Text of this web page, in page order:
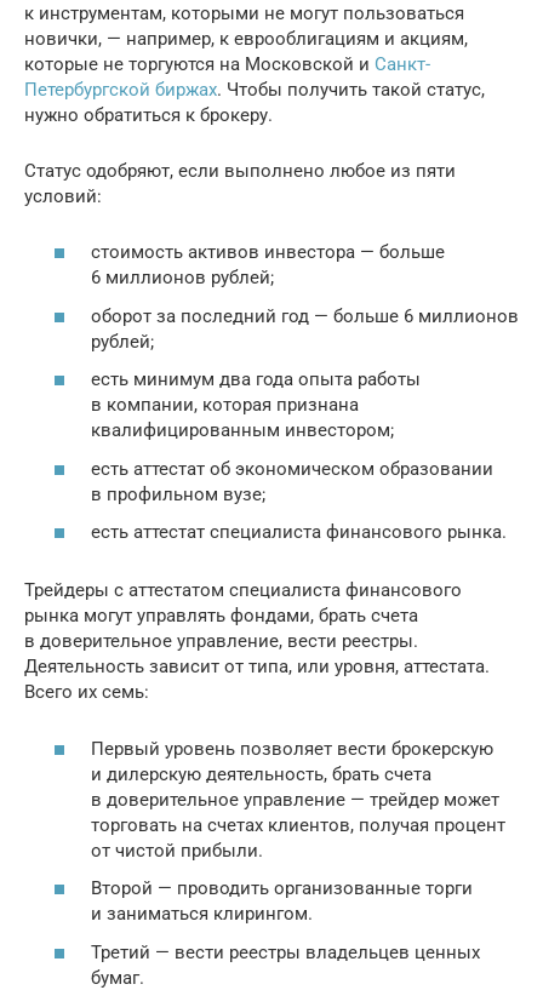
к инструментам, которыми не могут пользоваться
новички, — например, к еврооблигациям и акциям,
которые не торгуются на Московской и Санкт-
Петербургской биржах. Чтобы получить такой статус,
нужно обратиться к брокеру.
Статус одобряют, если выполнено любое из пяти
условий:
стоимость активов инвестора — больше
6 миллионов рублей;
оборот за последний год — больше 6 миллионов
рублей;
есть минимум два года опыта работы
в компании, которая признана
квалифицированным инвестором;
есть аттестат об экономическом образовании
в профильном вузе;
есть аттестат специалиста финансового рынка.
Трейдеры с аттестатом специалиста финансового
рынка могут управлять фондами, брать счета
в доверительное управление, вести реестры.
Деятельность зависит от типа, или уровня, аттестата.
Всего их семь:
Первый уровень позволяет вести брокерскую
и дилерскую деятельность, брать счета
в доверительное управление — трейдер может
торговать на счетах клиентов, получая процент
от чистой прибыли.
Второй — проводить организованные торги
и заниматься клирингом.
Третий — вести реестры владельцев ценных
бумаг.